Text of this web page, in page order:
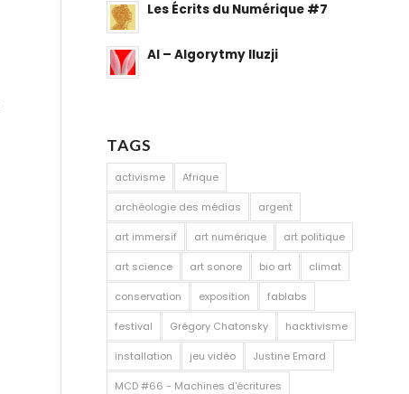
Les Écrits du Numérique #7
AI – Algorytmy Iluzji
TAGS
activisme Afrique
archéologie des médias argent
art immersif art numérique art politique
art science art sonore bio art climat
conservation exposition fablabs
festival Grégory Chatonsky hacktivisme
installation jeu vidéo Justine Emard
MCD #66 - Machines d'écritures